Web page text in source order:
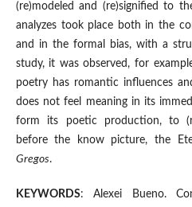
(re)modeled and (re)signified to
analyzes took place both in the
and in the formal bias, with a
study, it was observed, for
poetry has romantic influences
does not feel meaning in its
form its poetic production, to
before the know picture, the
Gregos.
KEYWORDS: Alexei Bueno.